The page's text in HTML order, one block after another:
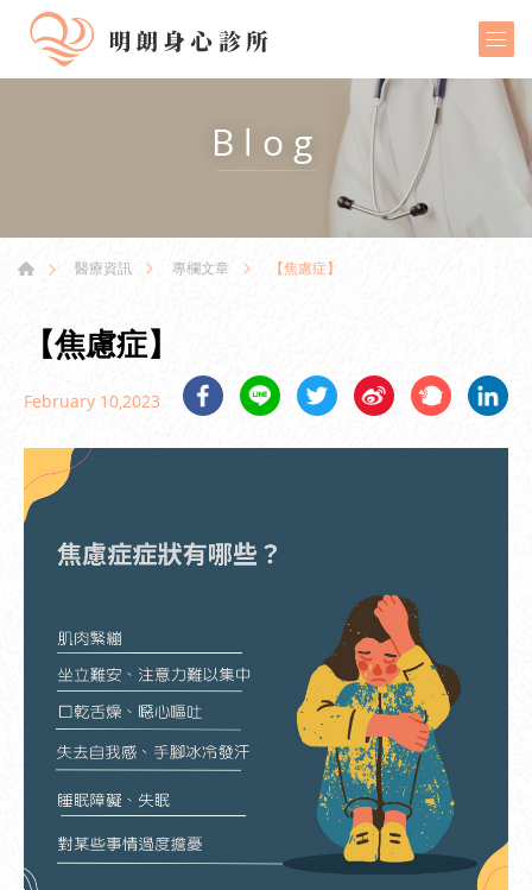
Blog
醫療資訊 專欄文章 【焦慮症】
【焦慮症】
February 10,2023